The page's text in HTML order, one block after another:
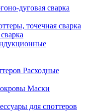
дуговая сварка
точечная сварка
Расходные
Маски
для споттеров